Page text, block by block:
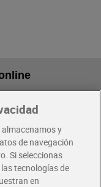
y
de navegación
Si seleccionas
tecnologías de
en